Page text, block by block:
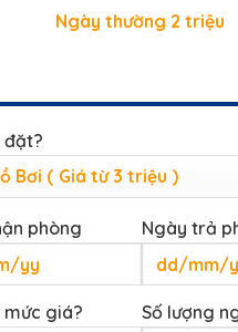
Ngày thường 2 triệu
đặt?
phòng Ngày trả
mức giá? Số lượng